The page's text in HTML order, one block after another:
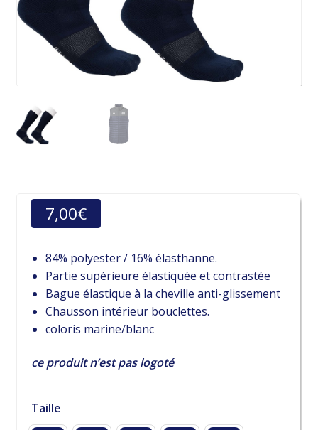
7,00€
84% polyester / 16% élasthanne.
Partie supérieure élastiquée et contrastée
Bague élastique à la cheville anti-glissement
Chausson intérieur bouclettes.
coloris marine/blanc
ce produit n’est pas logoté
Taille